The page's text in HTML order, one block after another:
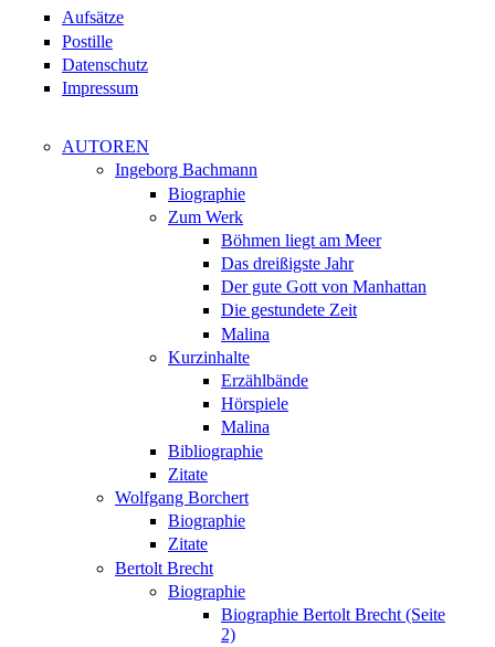
Aufsätze
Postille
Datenschutz
Impressum
AUTOREN
Ingeborg Bachmann
Biographie
Zum Werk
Böhmen liegt am Meer
Das dreißigste Jahr
Der gute Gott von Manhattan
Die gestundete Zeit
Malina
Kurzinhalte
Erzählbände
Hörspiele
Malina
Bibliographie
Zitate
Wolfgang Borchert
Biographie
Zitate
Bertolt Brecht
Biographie
Biographie Bertolt Brecht (Seite
2)